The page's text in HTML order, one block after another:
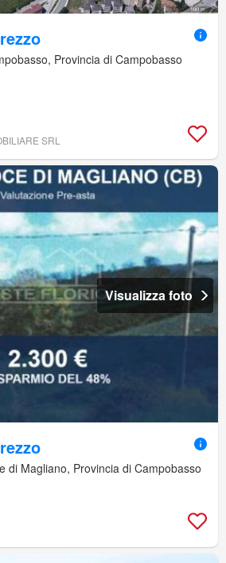
Provincia di Campobasso
SRL
Visualizza foto
di Magliano, Provincia di Campobasso